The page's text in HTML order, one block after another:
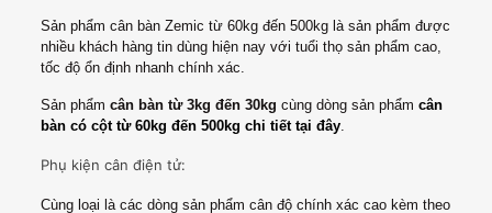
Sản phẩm cân bàn Zemic từ 60kg đến 500kg là sản phẩm được
nhiều khách hàng tin dùng hiện nay với tuổi thọ sản phẩm cao,
tốc độ ổn định nhanh chính xác.
Sản phẩm cân bàn từ 3kg đến 30kg cùng dòng sản phẩm cân
bàn có cột từ 60kg đến 500kg chi tiết tại đây.
Phụ kiện cân điện tử:
Cùng loại là các dòng sản phẩm cân độ chính xác cao kèm theo